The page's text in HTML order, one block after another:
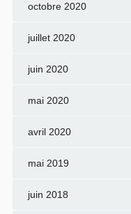
octobre 2020
juillet 2020
juin 2020
mai 2020
avril 2020
mai 2019
juin 2018